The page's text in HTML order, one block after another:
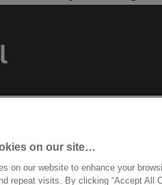
on our site…
on our website to enhance your
repeat visits. By clicking “Accept All